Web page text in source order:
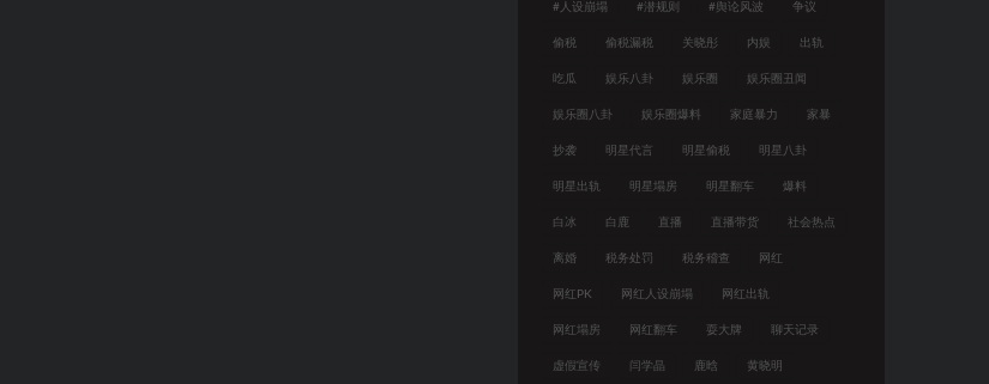
#人设崩塌 #潜规则 #舆论风波 争议
偷税 偷税漏税 关晓彤 内娱 出轨
吃瓜 娱乐八卦 娱乐圈 娱乐圈丑闻
娱乐圈八卦 娱乐圈爆料 家庭暴力 家暴
抄袭 明星代言 明星偷税 明星八卦
明星出轨 明星塌房 明星翻车 爆料
白冰 白鹿 直播 直播带货 社会热点
离婚 税务处罚 税务稽查 网红
网红PK 网红人设崩塌 网红出轨
网红塌房 网红翻车 耍大牌 聊天记录
虚假宣传 闫学晶 鹿晗 黄晓明